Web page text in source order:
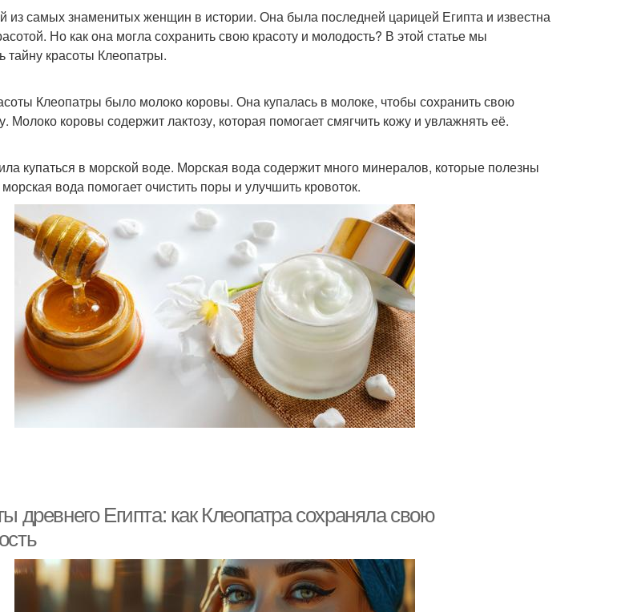
из самых знаменитых женщин в истории. Она была последней царицей Египта и известна
Но как она могла сохранить свою красоту и молодость? В этой статье мы
тайну красоты Клеопатры.
Клеопатры было молоко коровы. Она купалась в молоке, чтобы сохранить свою
Молоко коровы содержит лактозу, которая помогает смягчить кожу и увлажнять её.
купаться в морской воде. Морская вода содержит много минералов, которые полезны
вода помогает очистить поры и улучшить кровоток.
древнего Египта: как Клеопатра сохраняла свою